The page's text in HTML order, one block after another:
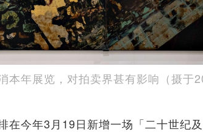
本年展览，对拍卖界甚有影响（摄于
在今年3月19日新增一场「二十世纪